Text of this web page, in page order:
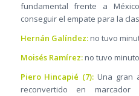
fundamental frente a
conseguir el empate para la
Hernán Galíndez:no tuvo
Moisés Ramírez:no tuvo
Piero Hincapié (7): Una gran
reconvertido en